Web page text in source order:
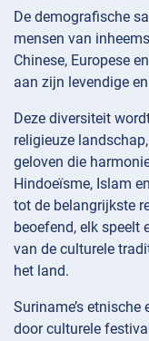
De demografische
mensen van
Chinese, Europese
aan zijn levendige
Deze diversiteit
religieuze
geloven die
Hindoeïsme, Islam
tot de belangrijkste
beoefend, elk speelt
van de culturele
het land.
Suriname’s
door culturele